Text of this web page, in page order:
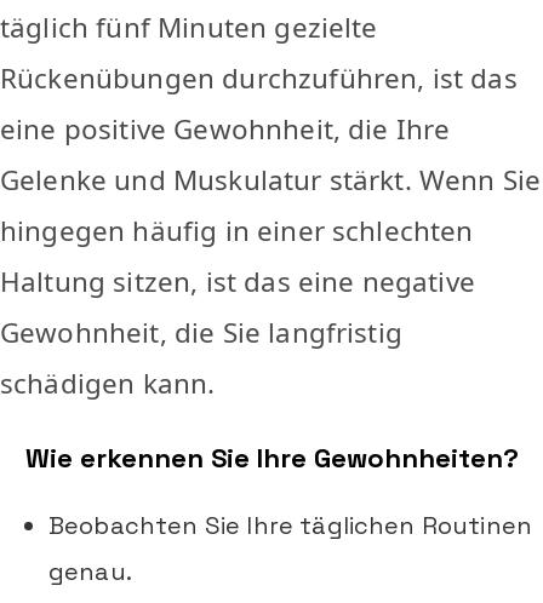
täglich fünf Minuten gezielte
Rückenübungen durchzuführen, ist das
eine positive Gewohnheit, die Ihre
Gelenke und Muskulatur stärkt. Wenn Sie
hingegen häufig in einer schlechten
Haltung sitzen, ist das eine negative
Gewohnheit, die Sie langfristig
schädigen kann.
Wie erkennen Sie Ihre Gewohnheiten?
Beobachten Sie Ihre täglichen Routinen
genau.